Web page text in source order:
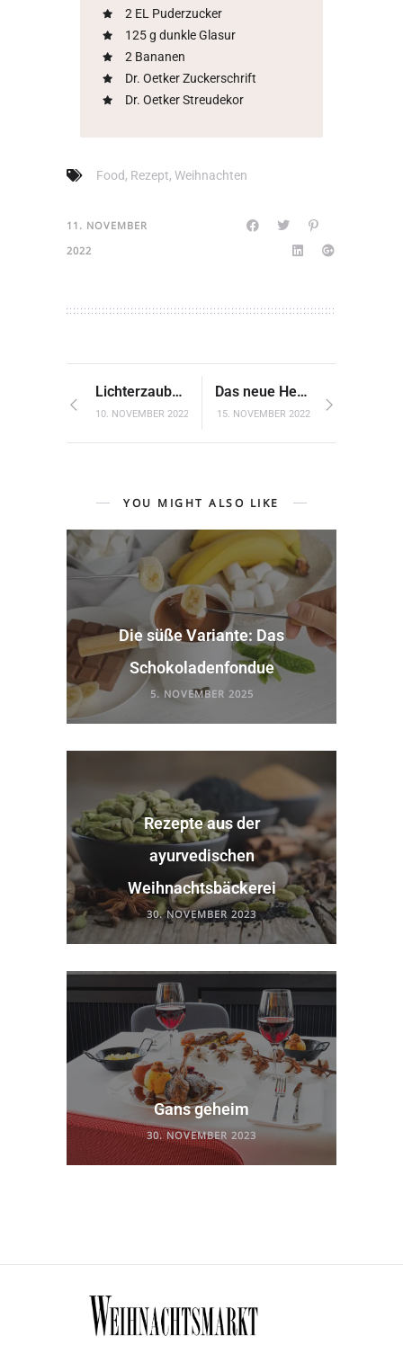
2 EL Puderzucker
125 g dunkle Glasur
2 Bananen
Dr. Oetker Zuckerschrift
Dr. Oetker Streudekor
Food, Rezept, Weihnachten
11. NOVEMBER
2022
Lichterzauber Zitadelle Berlin-Spandau
10. NOVEMBER 2022
Das neue Heft ist da
15. NOVEMBER 2022
YOU MIGHT ALSO LIKE
Die süße Variante: Das
Schokoladenfondue
5. NOVEMBER 2025
Rezepte aus der
ayurvedischen
Weihnachtsbäckerei
30. NOVEMBER 2023
Gans geheim
30. NOVEMBER 2023